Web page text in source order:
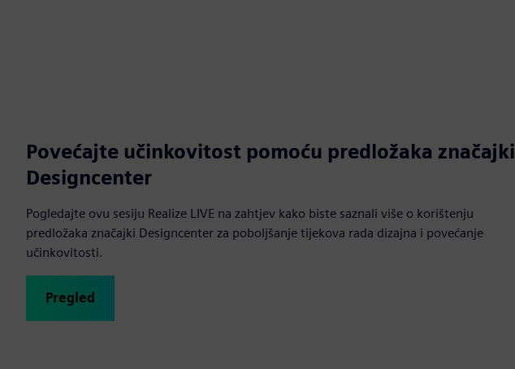
Povećajte učinkovitost pomoću predložaka značajki
Designcenter
Pogledajte ovu sesiju Realize LIVE na zahtjev kako biste saznali više o korištenju
predložaka značajki Designcenter za poboljšanje tijekova rada dizajna i povećanje
učinkovitosti.
Pregled